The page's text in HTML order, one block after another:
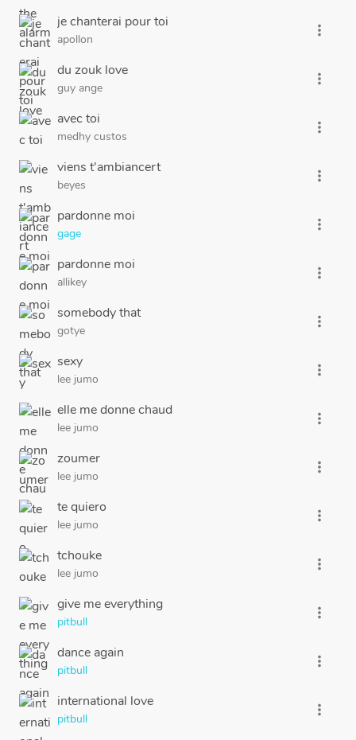
je chanterai pour toi
apollon
more_vert
du zouk love
guy ange
more_vert
avec toi
medhy custos
more_vert
viens t'ambiancert
beyes
more_vert
pardonne moi
gage
more_vert
pardonne moi
allikey
more_vert
somebody that
gotye
more_vert
sexy
lee jumo
more_vert
elle me donne chaud
lee jumo
more_vert
zoumer
lee jumo
more_vert
te quiero
lee jumo
more_vert
tchouke
lee jumo
more_vert
give me everything
pitbull
more_vert
dance again
pitbull
more_vert
international love
pitbull
more_vert